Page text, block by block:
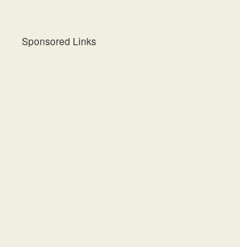
Sponsored Links